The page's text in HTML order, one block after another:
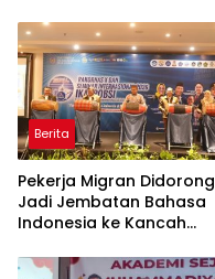
Berita
Pekerja Migran Didorong
Jadi Jembatan Bahasa
Indonesia ke Kancah